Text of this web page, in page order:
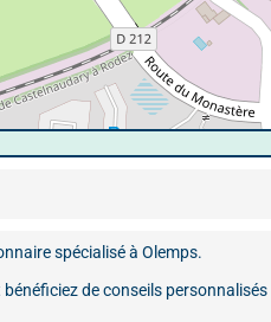
spécialisé à Olemps.
de conseils